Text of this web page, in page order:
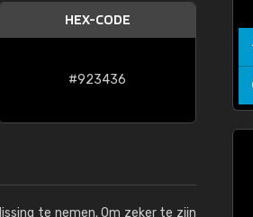
HEX-CODE
#923436
te nemen. Om zeker te zijn